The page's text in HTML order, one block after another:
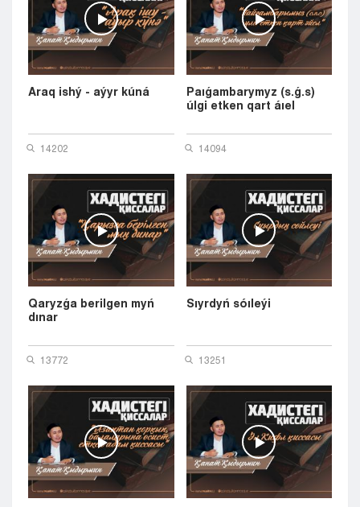
Araq ishý - aýyr kúná
14202
Paıǵambarymyz (s.ǵ.s)
úlgi etken qart áıel
14094
Qaryzǵa berilgen myń
dınar
13772
Sıyrdyń sóıleýi
13251